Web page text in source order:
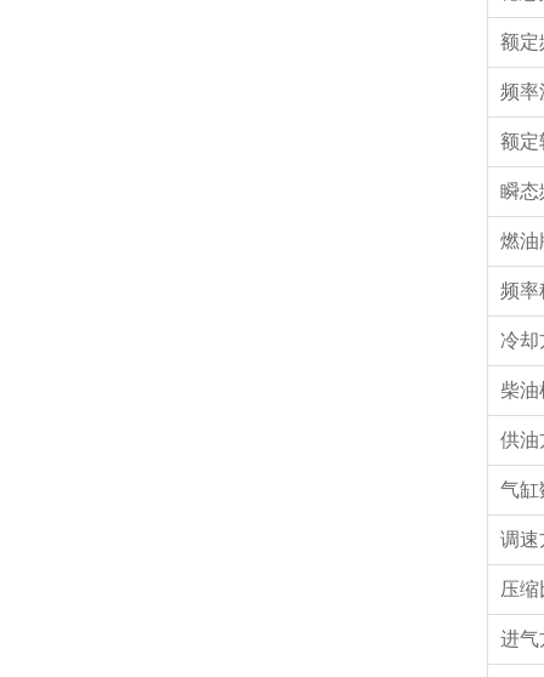
额定
频率
额定
瞬态
燃油
频率
冷却
柴油
供油
气缸
调速
压缩
进气